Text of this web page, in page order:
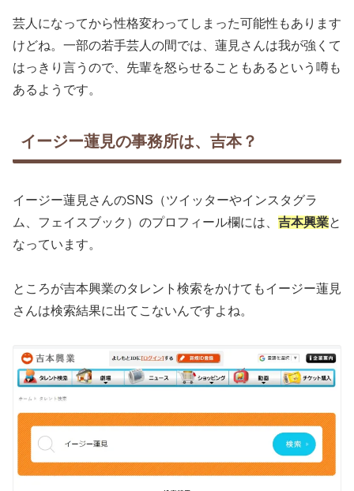
芸人になってから性格変わってしまった可能性もあります
けどね。一部の若手芸人の間では、蓮見さんは我が強くて
はっきり言うので、先輩を怒らせることもあるという噂も
あるようです。
イージー蓮見の事務所は、吉本？
イージー蓮見さんのSNS（ツイッターやインスタグラ
ム、フェイスブック）のプロフィール欄には、 吉本興業と
なっています。
ところが吉本興業のタレント検索をかけてもイージー蓮見
さんは検索結果に出てこないんですよね。